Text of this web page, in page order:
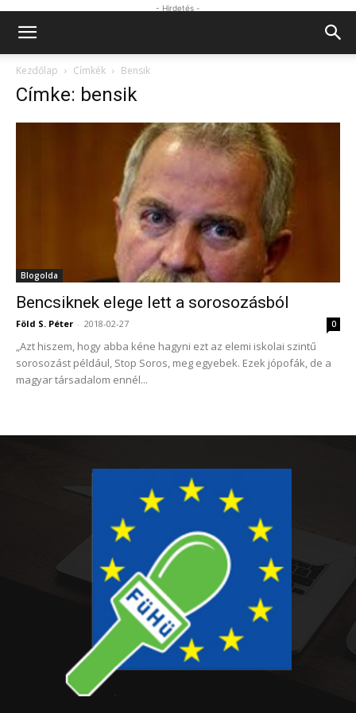
- Hirdetés -
Kezdőlap Címkék Bensik
Címke: bensik
Blogolda
Bencsiknek elege lett a sorosozásból
Föld S. Péter - 2018-02-27 0
„Azt hiszem, hogy abba kéne hagyni ezt az elemi iskolai szintű
sorosozást például, Stop Soros, meg egyebek. Ezek jópofák, de a
magyar társadalom ennél...